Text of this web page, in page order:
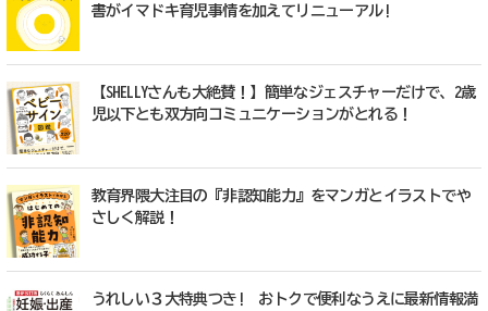
書がイマドキ育児事情を加えてリニューアル!
【SHELLYさんも大絶賛！】簡単なジェスチャーだけで、2歳
児以下とも双方向コミュニケーションがとれる！
教育界隈大注目の『非認知能力』をマンガとイラストでや
さしく解説！
うれしい３大特典つき! おトクで便利なうえに最新情報満